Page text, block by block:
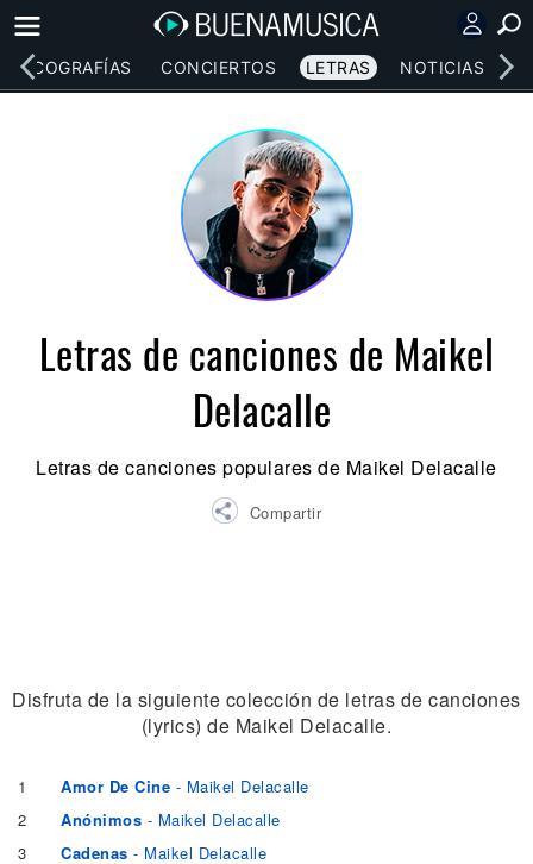
DISCOGRAFÍAS CONCIERTOS LETRAS NOTICIAS
Letras de canciones de Maikel
Delacalle
Letras de canciones populares de Maikel Delacalle
Compartir
Disfruta de la siguiente colección de letras de canciones
(lyrics) de Maikel Delacalle.
1 Amor De Cine - Maikel Delacalle
2
Anónimos - Maikel Delacalle
3
Cadenas - Maikel Delacalle